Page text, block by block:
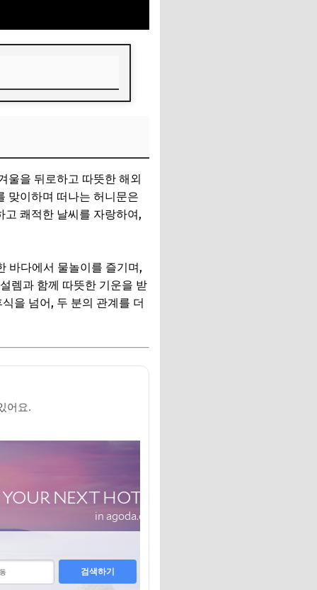
울을 뒤로하고 따뜻한 해외
맞이하며 떠나는 허니문은
쾌적한 날씨를 자랑하여,
바다에서 물놀이를 즐기며,
렘과 함께 따뜻한 기운을 받
을 넘어, 두 분의 관계를 더
어요.